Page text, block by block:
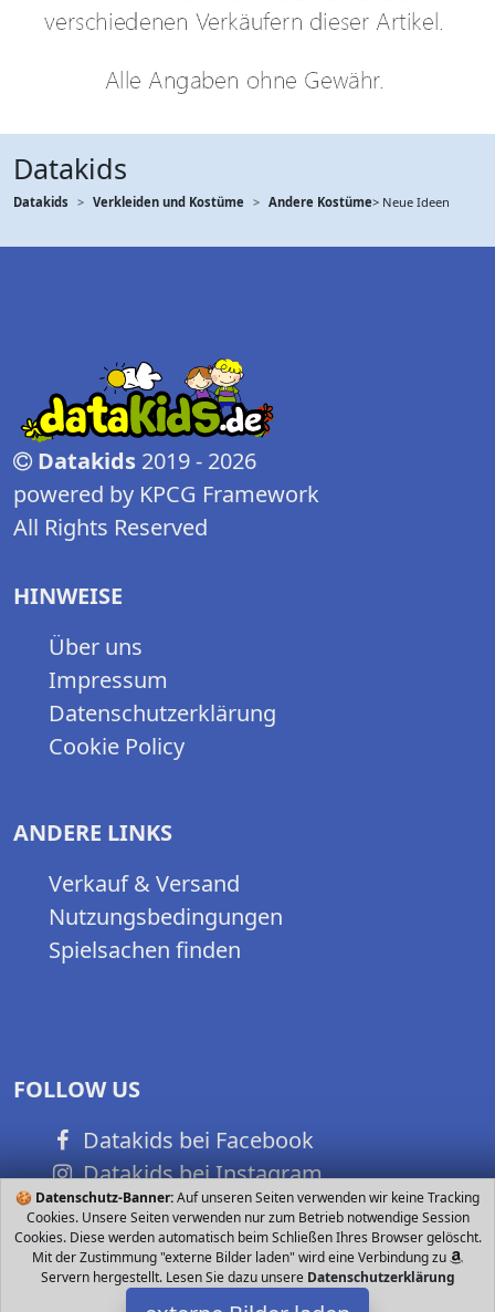
Datakids
Datakids Verkleiden und Kostüme Andere Kostüme> Neue Ideen
🍪 Datenschutz-Banner:Auf unseren Seiten verwenden wir keine Tracking
Cookies. Unsere Seiten verwenden nur zum Betrieb notwendige Session
Cookies. Diese werden automatisch beim Schließen Ihres Browser gelöscht.
Mit der Zustimmung "externe Bilder laden" wird eine Verbindung zu
Servern hergestellt. Lesen Sie dazu unsere Datenschutzerklärung
Datakids 2019 - 2026
powered by KPCG Framework
All Rights Reserved
HINWEISE
Über uns
Impressum
Datenschutzerklärung
Cookie Policy
ANDERE LINKS
Verkauf & Versand
Nutzungsbedingungen
Spielsachen finden
FOLLOW US
Datakids bei Facebook
Datakids bei Instagram
Datakids bei Github